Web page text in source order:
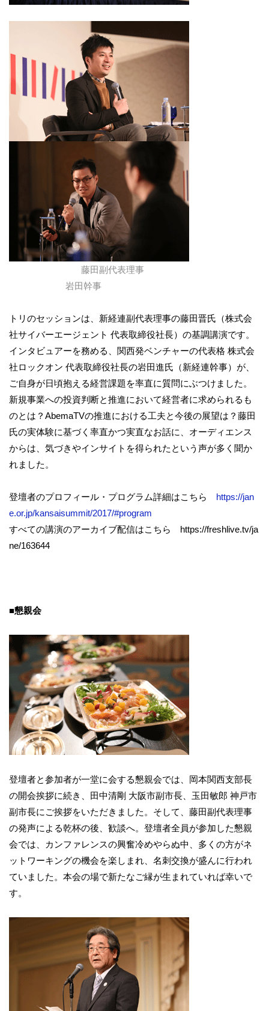
藤田副代表理事
岩田幹事
トリのセッションは、新経連副代表理事の藤田晋氏（株式会
社サイバーエージェント 代表取締役社長）の基調講演です。
インタビュアーを務める、関西発ベンチャーの代表格 株式会
社ロックオン 代表取締役社長の岩田進氏（新経連幹事）が、
ご自身が日頃抱える経営課題を率直に質問にぶつけました。
新規事業への投資判断と推進において経営者に求められるも
のとは？AbemaTVの推進における工夫と今後の展望は？藤田
氏の実体験に基づく率直かつ実直なお話に、オーディエンス
からは、気づきやインサイトを得られたという声が多く聞か
れました。
登壇者のプロフィール・プログラム詳細はこちら https://jan
e.or.jp/kansaisummit/2017/#program
すべての講演のアーカイブ配信はこちら https://freshlive.tv/ja
ne/163644
■懇親会
登壇者と参加者が一堂に会する懇親会では、岡本関西支部長
の開会挨拶に続き、田中清剛 大阪市副市長、玉田敏郎 神戸市
副市長にご挨拶をいただきました。そして、藤田副代表理事
の発声による乾杯の後、歓談へ。登壇者全員が参加した懇親
会では、カンファレンスの興奮冷めやらぬ中、多くの方がネ
ットワーキングの機会を楽しまれ、名刺交換が盛んに行われ
ていました。本会の場で新たなご縁が生まれていれば幸いで
す。